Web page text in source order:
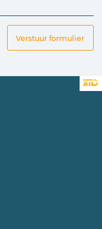
Verstuur formulier